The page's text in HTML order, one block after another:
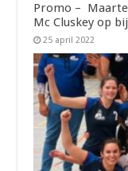
Promo –
Mc Cluskey op
25 april 2022